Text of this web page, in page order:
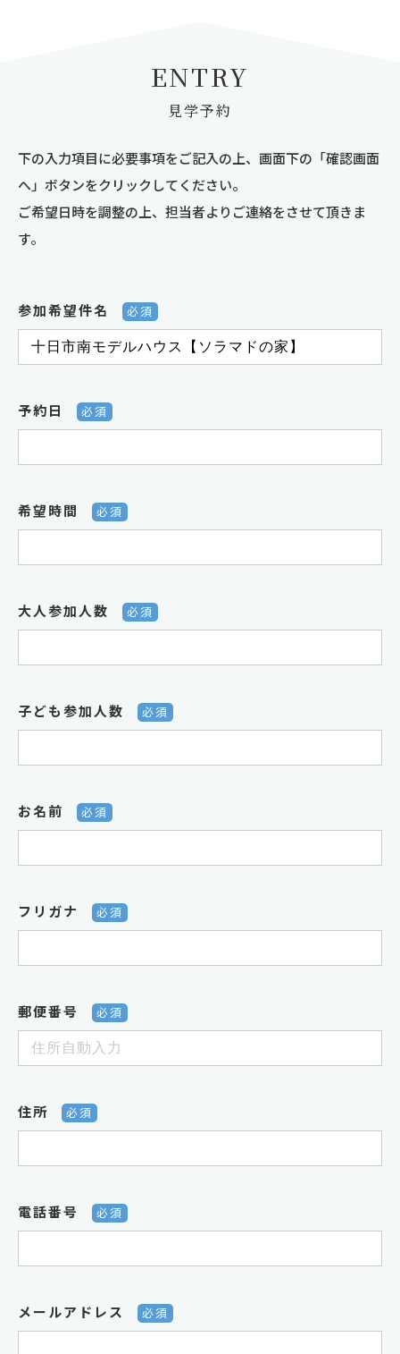
ENTRY
見学予約
下の入力項目に必要事項をご記入の上、画面下の「確認画面
へ」ボタンをクリックしてください。
ご希望日時を調整の上、担当者よりご連絡をさせて頂きま
す。
参加希望件名 必須
予約日 必須
希望時間 必須
大人参加人数 必須
子ども参加人数 必須
お名前 必須
フリガナ 必須
郵便番号 必須
住所 必須
電話番号 必須
メールアドレス 必須